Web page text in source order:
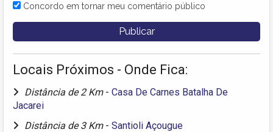
Concordo em tornar meu comentário público
Locais Próximos - Onde Fica:
Distância de 2 Km - Casa De Carnes Batalha De
Jacarei
Distância de 3 Km - Santioli Açougue